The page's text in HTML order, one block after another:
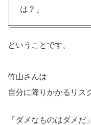
は？」
ということです。
竹山さんは
自分に降りかかるリス
「ダメなものはダメだ」